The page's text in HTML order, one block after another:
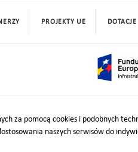
za pomocą cookies i podobnych
naszych serwisów do
PROJEKTY UE DOTACJE